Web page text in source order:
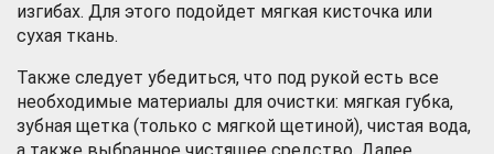
изгибах. Для этого подойдет мягкая кисточка или
сухая ткань.
Также следует убедиться, что под рукой есть все
необходимые материалы для очистки: мягкая губка,
зубная щетка (только с мягкой щетиной), чистая вода,